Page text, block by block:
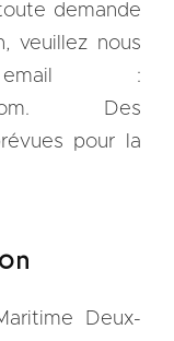
demande
veuillez nous
:
Des
pour la
Deux-